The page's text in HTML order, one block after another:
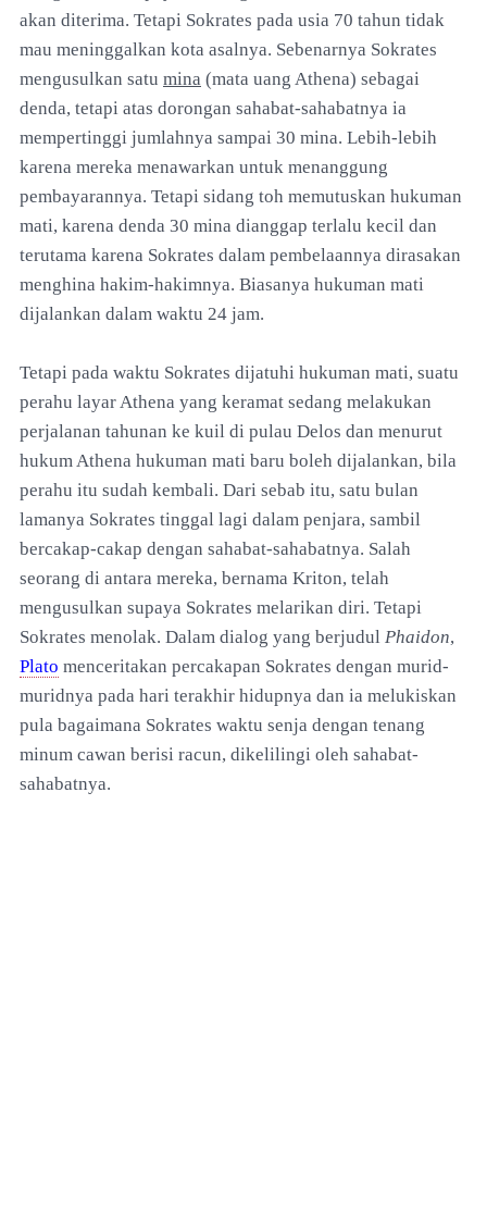
akan diterima. Tetapi Sokrates pada usia 70 tahun tidak
mau meninggalkan kota asalnya. Sebenarnya Sokrates
mengusulkan satu mina (mata uang Athena) sebagai
denda, tetapi atas dorongan sahabat-sahabatnya ia
mempertinggi jumlahnya sampai 30 mina. Lebih-lebih
karena mereka menawarkan untuk menanggung
pembayarannya. Tetapi sidang toh memutuskan hukuman
mati, karena denda 30 mina dianggap terlalu kecil dan
terutama karena Sokrates dalam pembelaannya dirasakan
menghina hakim-hakimnya. Biasanya hukuman mati
dijalankan dalam waktu 24 jam.
Tetapi pada waktu Sokrates dijatuhi hukuman mati, suatu
perahu layar Athena yang keramat sedang melakukan
perjalanan tahunan ke kuil di pulau Delos dan menurut
hukum Athena hukuman mati baru boleh dijalankan, bila
perahu itu sudah kembali. Dari sebab itu, satu bulan
lamanya Sokrates tinggal lagi dalam penjara, sambil
bercakap-cakap dengan sahabat-sahabatnya. Salah
seorang di antara mereka, bernama Kriton, telah
mengusulkan supaya Sokrates melarikan diri. Tetapi
Sokrates menolak. Dalam dialog yang berjudul Phaidon,
Plato menceritakan percakapan Sokrates dengan murid-
muridnya pada hari terakhir hidupnya dan ia melukiskan
pula bagaimana Sokrates waktu senja dengan tenang
minum cawan berisi racun, dikelilingi oleh sahabat-
sahabatnya.